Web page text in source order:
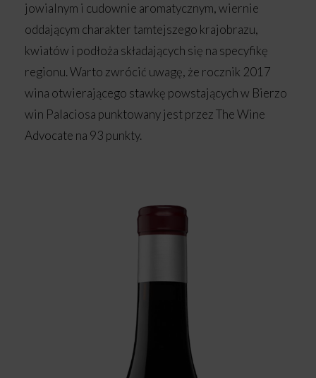
jowialnym i cudownie aromatycznym, wiernie
oddającym charakter tamtejszego krajobrazu,
kwiatów i podłoża składających się na specyfikę
regionu. Warto zwrócić uwagę, że rocznik 2017
wina otwierającego stawkę powstających w Bierzo
win Palaciosa punktowany jest przez The Wine
Advocate na 93 punkty.